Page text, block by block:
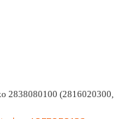
2838080100 (2816020300,